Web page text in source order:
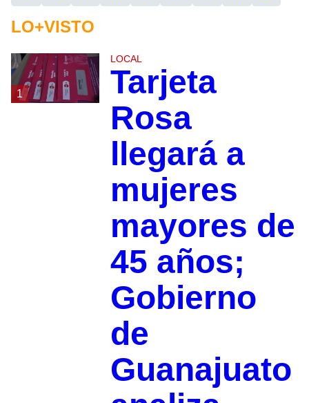
LO+VISTO
1
LOCAL
Tarjeta
Rosa
llegará a
mujeres
mayores de
45 años;
Gobierno
de
Guanajuato